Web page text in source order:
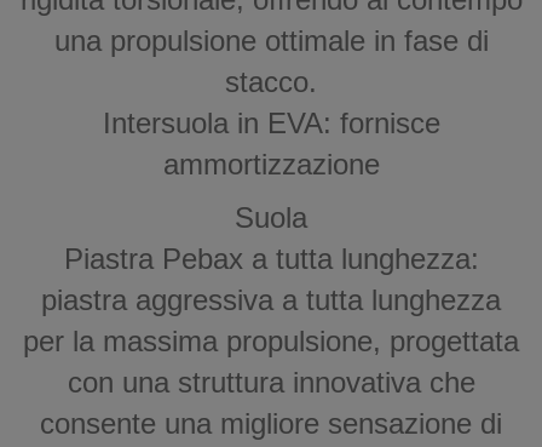
una propulsione ottimale in fase di
stacco.
Intersuola in EVA: fornisce
ammortizzazione
Suola
Piastra Pebax a tutta lunghezza:
piastra aggressiva a tutta lunghezza
per la massima propulsione, progettata
con una struttura innovativa che
consente una migliore sensazione di